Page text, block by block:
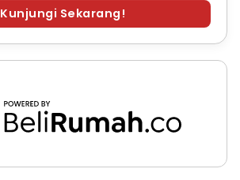
Kunjungi Sekarang!